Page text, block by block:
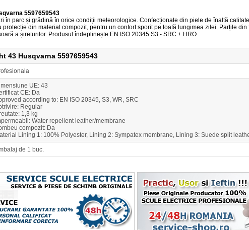
5597659543
în parc și grădină în orice condiții meteorologice. Confecționate din piele de înaltă
din material compozit, pentru un confort sporit pe toată lungimea zilei. Parțile
a șireturilor. Produsul îndeplinește EN ISO 20345 S3 - SRC + HRO
43 Husqvarna 5597659543
UE: 43
CE: Da
according to: EN ISO 20345, S3, WR, SRC
Regular
1,3 kg
Water repellent leather/membrane
compozit: Da
Lining 1: 100% Polyester, Lining 2: Sympatex membrane, Lining 3: Suede split
de 1 buc.